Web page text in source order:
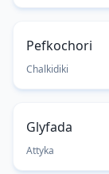
Pefkochori
Chalkidiki
Glyfada
Attyka